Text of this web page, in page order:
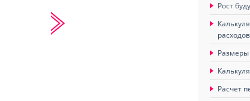
Рост
расходов
Расчет